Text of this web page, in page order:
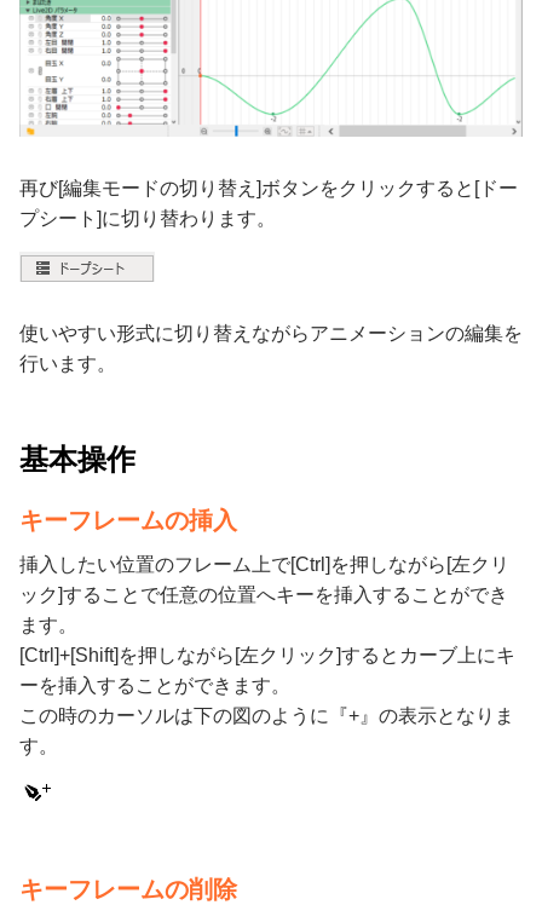
再び[編集モードの切り替え]ボタンをクリックすると[ドー
プシート]に切り替わります。
使いやすい形式に切り替えながらアニメーションの編集を
行います。
基本操作
キーフレームの挿入
挿入したい位置のフレーム上で[Ctrl]を押しながら[左クリ
ック]することで任意の位置へキーを挿入することができ
ます。
[Ctrl]+[Shift]を押しながら[左クリック]するとカーブ上にキ
ーを挿入することができます。
この時のカーソルは下の図のように『+』の表示となりま
す。
キーフレームの削除